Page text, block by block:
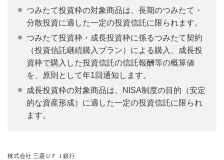
つみたて投資枠の対象商品は、長期のつみたて・
分散投資に適した一定の投資信託に限られます。
つみたて投資枠・成長投資枠に係るつみたて契約
（投資信託継続購入プラン）による購入、成長投
資枠で購入した投資信託の信託報酬等の概算値
を、原則として年1回通知します。
成長投資枠の対象商品は、NISA制度の目的（安定
的な資産形成）に適した一定の投資信託に限られ
ます。
株式会社 三菱ＵＦＪ銀行